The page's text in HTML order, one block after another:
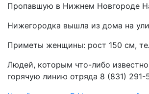
Пропавшую в Нижнем Новгороде
Нижегородка вышла из дома на
Приметы женщины: рост 150 см,
Людей, которым что-либо
горячую линию отряда 8 (831) 291-